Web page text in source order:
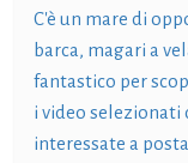
C'è un mare di
barca, magari a
fantastico per
i video selezionati
interessate a